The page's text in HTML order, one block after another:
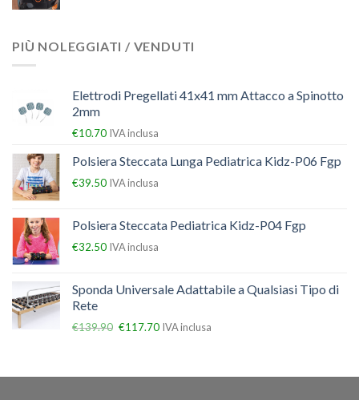
PIÙ NOLEGGIATI / VENDUTI
Elettrodi Pregellati 41x41 mm Attacco a Spinotto
2mm
€10.70 IVA inclusa
Polsiera Steccata Lunga Pediatrica Kidz-P06 Fgp
€39.50 IVA inclusa
Polsiera Steccata Pediatrica Kidz-P04 Fgp
€32.50 IVA inclusa
Sponda Universale Adattabile a Qualsiasi Tipo di
Rete
€139.90 €117.70 IVA inclusa